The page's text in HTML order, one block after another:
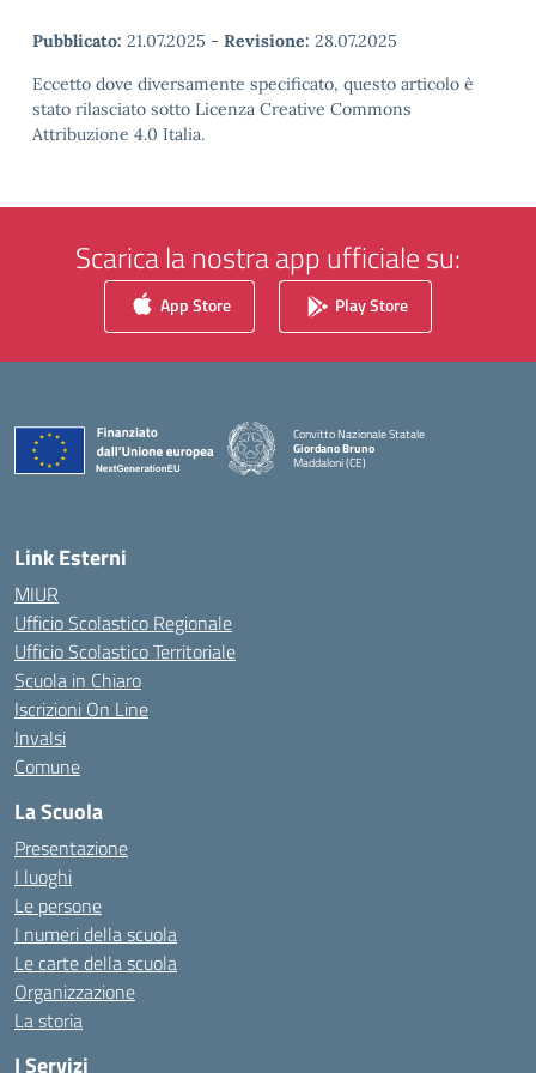
Pubblicato: 21.07.2025 - Revisione: 28.07.2025
Eccetto dove diversamente specificato, questo articolo è
stato rilasciato sotto Licenza Creative Commons
Attribuzione 4.0 Italia.
Scarica la nostra app ufficiale su:
App Store Play Store
Convitto Nazionale Statale
Giordano Bruno
Maddaloni (CE)
Link Esterni
MIUR
Ufficio Scolastico Regionale
Ufficio Scolastico Territoriale
Scuola in Chiaro
Iscrizioni On Line
Invalsi
Comune
La Scuola
Presentazione
I luoghi
Le persone
I numeri della scuola
Le carte della scuola
Organizzazione
La storia
I Servizi